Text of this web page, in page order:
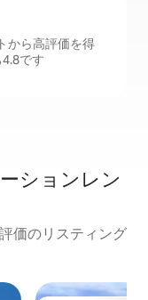
から高評価を得
です
ションレン
価のリスティング